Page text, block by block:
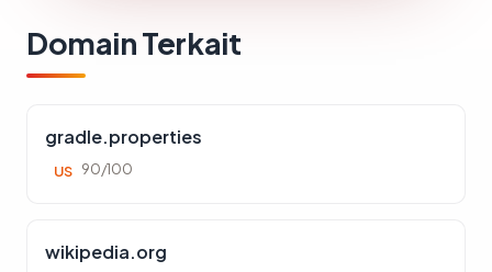
Domain Terkait
gradle.properties
US 90/100
wikipedia.org